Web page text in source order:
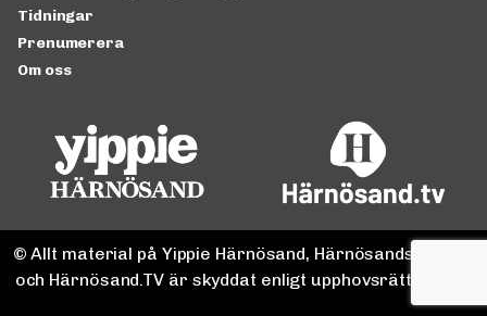
Tidningar
Prenumerera
Om oss
© Allt material på Yippie Härnösand, Härnösandspodden
och Härnösand.TV är skyddat enligt upphovsrättslagen.